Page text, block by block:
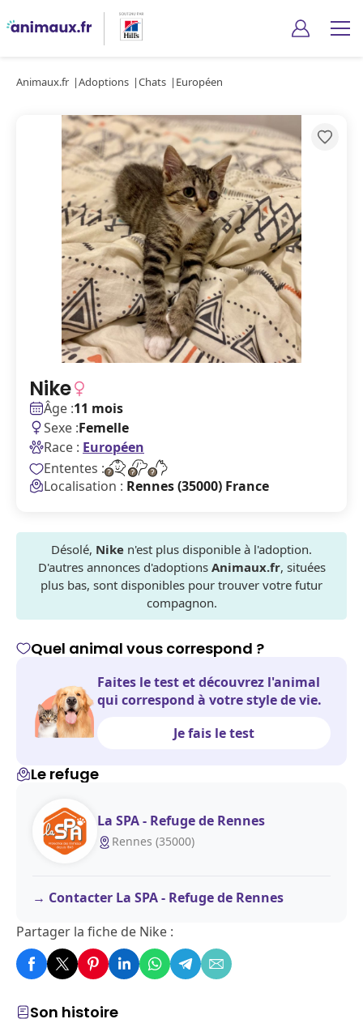
Animaux.fr Adoptions Chats Européen
Nike
Âge :11 mois
Sexe :Femelle
Race : Européen
Ententes :
Localisation : Rennes (35000) France
Désolé, Nike n'est plus disponible à l'adoption.
D'autres annonces d'adoptions Animaux.fr, situées
plus bas, sont disponibles pour trouver votre futur
compagnon.
Son histoire
Quel animal vous correspond ?
Faites le test et découvrez l'animal
qui correspond à votre style de vie.
Je fais le test
Le refuge
La SPA - Refuge de Rennes
Rennes (35000)
Contacter La SPA - Refuge de Rennes
Partager la fiche de Nike :